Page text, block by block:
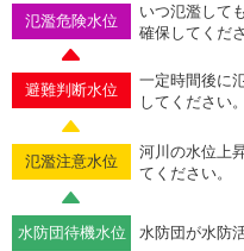
氾濫危険水位
いつ氾濫して
確保してくださ
避難判断水位
一定時間後に
してください。
氾濫注意水位
河川の水位上
てください。
水防団待機水位 水防団が水防